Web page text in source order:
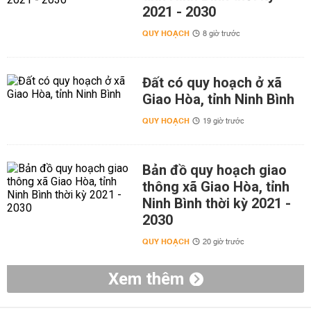
2021 - 2030
QUY HOẠCH 8 giờ trước
Đất có quy hoạch ở xã
Giao Hòa, tỉnh Ninh Bình
QUY HOẠCH 19 giờ trước
Bản đồ quy hoạch giao
thông xã Giao Hòa, tỉnh
Ninh Bình thời kỳ 2021 -
2030
QUY HOẠCH 20 giờ trước
Xem thêm